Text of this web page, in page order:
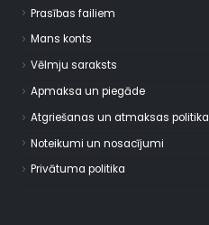
Prasības failiem
Mans konts
Vēlmju saraksts
Apmaksa un piegāde
Atgriešanas un atmaksas politika
Noteikumi un nosacījumi
Privātuma politika